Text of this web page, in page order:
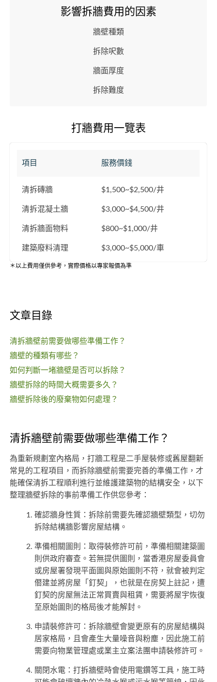
影響拆牆費用的因素
牆壁種類
拆除呎數
牆面厚度
拆除難度
打牆費用一覽表
項目 服務價錢
清拆磚牆 $1,500~$2,500/井
清拆混凝土牆 $3,000~$4,500/井
清拆牆面物料 $800~$1,000/井
建築廢料清理 $3,000~$5,000/車
＊以上費用僅供參考，實際價格以專家報價為準
文章目錄
清拆牆壁前需要做哪些準備工作？
牆壁的種類有哪些？
如何判斷一堵牆壁是否可以拆除？
牆壁拆除的時間大概需要多久？
牆壁拆除後的廢棄物如何處理？
清拆牆壁前需要做哪些準備工作？
為重新規劃室內格局，打牆工程是二手屋裝修或舊屋翻新
常見的工程項目，而拆除牆壁前需要完善的準備工作，才
能確保清拆工程順利進行並維護建築物的結構安全，以下
整理牆壁拆除的事前準備工作供您參考：
確認牆身性質：拆除前需要先確認牆壁類型，切勿
拆除結構牆影響房屋結構。
準備相關圖則：取得裝修許可前，準備相關建築圖
則供政府審查。若無提供圖則，當香港房屋委員會
或房屋署發現平面圖與原始圖則不符，就會被判定
僭建並將房屋「釘契」，也就是在房契上註記，遭
釘契的房屋無法正常買賣與租賃，需要將屋宇恢復
至原始圖則的格局後才能解封。
申請裝修許可：拆除牆壁會變更原有的房屋結構與
居家格局，且會產生大量噪音與粉塵，因此施工前
需要向物業管理處或業主立案法團申請裝修許可。
關閉水電：打拆牆壁時會使用電鑽等工具，施工時